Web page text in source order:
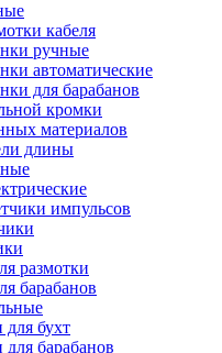
кабеля
ручные
автоматические
для барабанов
кромки
материалов
длины
импульсов
размотки
барабанов
бухт
барабанов